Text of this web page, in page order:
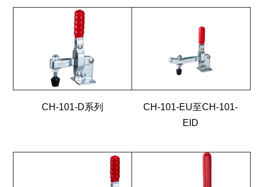
CH-101-D系列
CH-101-EU至CH-101-
EID